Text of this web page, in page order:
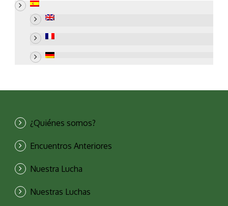
¿Quiénes somos?
Encuentros Anteriores
Nuestra Lucha
Nuestras Luchas